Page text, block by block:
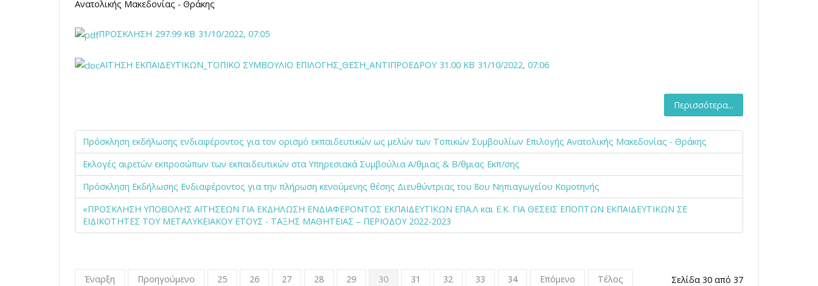
Ανατολικής Μακεδονίας - Θράκης
ΠΡΟΣΚΛΗΣΗ 297.99 KB 31/10/2022, 07:05
ΑΙΤΗΣΗ ΕΚΠΑΙΔΕΥΤΙΚΩΝ_ΤΟΠΙΚΟ ΣΥΜΒΟΥΛΙΟ ΕΠΙΛΟΓΗΣ_ΘΕΣΗ_ΑΝΤΙΠΡΟΕΔΡΟΥ 31.00 KB 31/10/2022, 07:06
Περισσότερα...
Πρόσκληση εκδήλωσης ενδιαφέροντος για τον ορισμό εκπαιδευτικών ως μελών των Τοπικών Συμβουλίων Επιλογής Ανατολικής Μακεδονίας - Θράκης
Εκλογές αιρετών εκπροσώπων των εκπαιδευτικών στα Υπηρεσιακά Συμβούλια Α/θμιας & Β/θμιας Εκπ/σης
Πρόσκληση Εκδήλωσης Ενδιαφέροντος για την πλήρωση κενούμενης θέσης Διευθύντριας του 8ου Νηπιαγωγείου Κομοτηνής
«ΠΡΟΣΚΛΗΣΗ ΥΠΟΒΟΛΗΣ ΑΙΤΗΣΕΩΝ ΓΙΑ ΕΚΔΗΛΩΣΗ ΕΝΔΙΑΦΕΡΟΝΤΟΣ ΕΚΠΑΙΔΕΥΤΙΚΩΝ ΕΠΑ.Λ και Ε.Κ. ΓΙΑ ΘΕΣΕΙΣ ΕΠΟΠΤΩΝ ΕΚΠΑΙΔΕΥΤΙΚΩΝ ΣΕ
ΕΙΔΙΚΟΤΗΤΕΣ ΤΟΥ ΜΕΤΑΛΥΚΕΙΑΚΟΥ ΕΤΟΥΣ - ΤΑΞΗΣ ΜΑΘΗΤΕΙΑΣ – ΠΕΡΙΟΔΟΥ 2022-2023
Σελίδα 30 από 37
Έναρξη Προηγούμενο 25 26 27 28 29 30 31 32 33 34 Επόμενο Τέλος